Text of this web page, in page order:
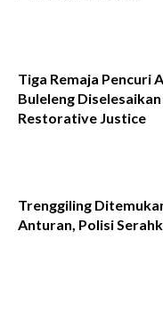
Tiga Remaja Pencuri
Buleleng
Restorative Justice
Trenggiling
Anturan, Polisi